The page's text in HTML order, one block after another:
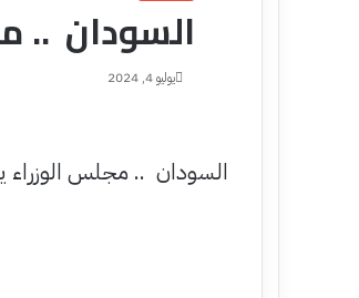
السودان ..
يوليو 4, 2024
السودان .. مجلس